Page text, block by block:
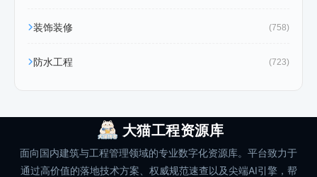
装饰装修 (758)
防水工程 (723)
大猫工程资源库
面向国内建筑与工程管理领域的专业数字化资源库。平台致力于
通过高价值的落地技术方案、权威规范速查以及尖端AI引擎，帮